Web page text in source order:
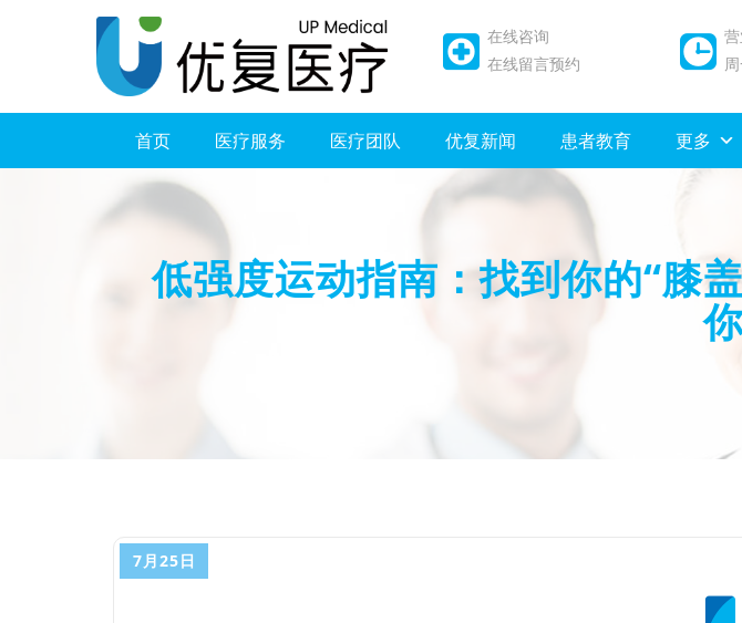
在线咨询
在线留言预约
首页 医疗服务 医疗团队 优复新闻 患者教育 更多
低强度运动指南：找到你的“膝
7月25日